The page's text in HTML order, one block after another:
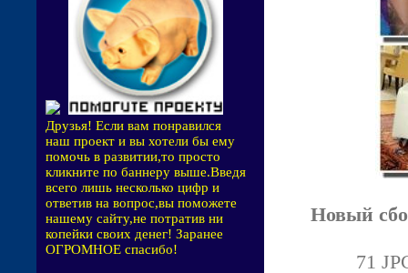
Друзья! Если вам понравился
наш проект и вы хотели бы ему
помочь в развитии,то просто
кликните по баннеру выше.Введя
всего лишь несколько цифр и
ответив на вопрос,вы поможете
нашему сайту,не потратив ни
копейки своих денег! Заранее
ОГРОМНОЕ спасибо!
Новый
71